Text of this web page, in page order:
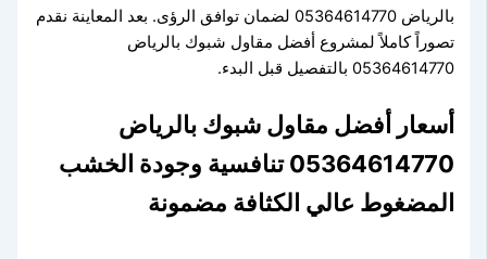
بالرياض 05364614770 لضمان توافق الرؤى. بعد المعاينة نقدم
تصوراً كاملاً لمشروع أفضل مقاول شبوك بالرياض
05364614770 بالتفصيل قبل البدء.
أسعار أفضل مقاول شبوك بالرياض
05364614770 تنافسية وجودة الخشب
المضغوط عالي الكثافة مضمونة